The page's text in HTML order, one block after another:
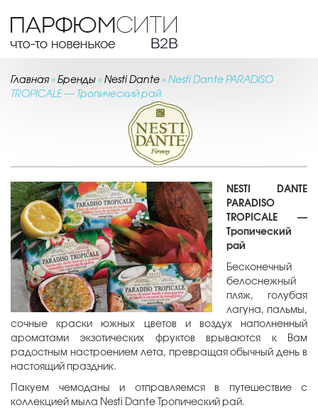
Главная»Бренды»Nesti Dante»Nesti Dante PARADISO
TROPICALE — Тропический рай
NESTI DANTE
PARADISO
TROPICALE —
Тропический
рай
Бесконечный
белоснежный
пляж, голубая
лагуна, пальмы,
сочные краски южных цветов и воздух наполненный
ароматами экзотических фруктов врываются к Вам
радостным настроением лета, превращая обычный день в
настоящий праздник.
Пакуем чемоданы и отправляемся в путешествие с
коллекцией мыла Nesti Dante Тропический рай.